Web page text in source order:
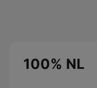
100% NL